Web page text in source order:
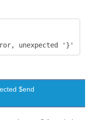
unexpected '}'
$end